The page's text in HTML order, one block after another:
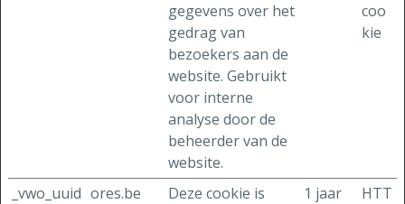
gegevens over het
gedrag van
bezoekers aan de
website. Gebruikt
voor interne
analyse door de
beheerder van de
website.
coo
kie
_vwo_uuid ores.be
Deze cookie is
1 jaar
HTT